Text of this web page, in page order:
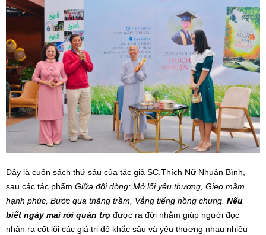
Đây là cuốn sách thứ sáu của tác giả SC.Thích Nữ Nhuận Bình,
sau các tác phẩm Giữa đôi dòng; Mở lối yêu thương, Gieo mầm
hạnh phúc, Bước qua thăng trầm, Vẳng tiếng hồng chung. Nếu
biết ngày mai rời quán trọ được ra đời nhằm giúp người đọc
nhận ra cốt lõi các giá trị để khắc sâu và yêu thương nhau nhiều